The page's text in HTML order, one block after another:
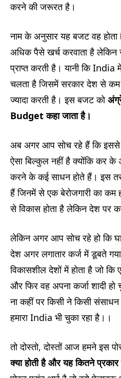
करने की जरूरत है।
नाम के अनुसार यह बजट वह
अधिक पैसे खर्च करवाता है
प्राप्त करती है। यानी कि India
चलता है जिसमें सरकार देश से कम
ज्यादा करती है। इस बजट को
Budget कहा जाता है।
अब अगर आप सोच रहे हैं कि इससे
ऐसा बिल्कुल नहीं है क्योंकि कर के
करने के कई साधन होते हैं। इस
हैं जिनमें से एक बेरोजगारी का कम
से विकास होता है लेकिन देश पर
लेकिन अगर आप सोच रहे हो कि
देश अगर लगातार कर्ज में डूबते
विकासशील देशों में होता है जो
और फिर वह अपना कर्जा शादी
ना कहीं पर किसी ने किसी
हमारा India भी चुका रहा है।।
तो दोस्तो, दोस्तों आज हमने इस
क्या होती है और यह कितने